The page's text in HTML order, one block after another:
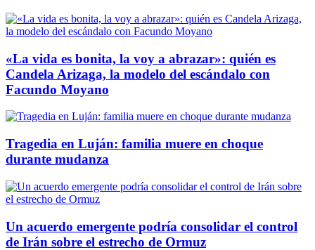
«La vida es bonita, la voy a abrazar»: quién es
Candela Arizaga, la modelo del escándalo con
Facundo Moyano
Tragedia en Luján: familia muere en choque
durante mudanza
Un acuerdo emergente podría consolidar el control
de Irán sobre el estrecho de Ormuz